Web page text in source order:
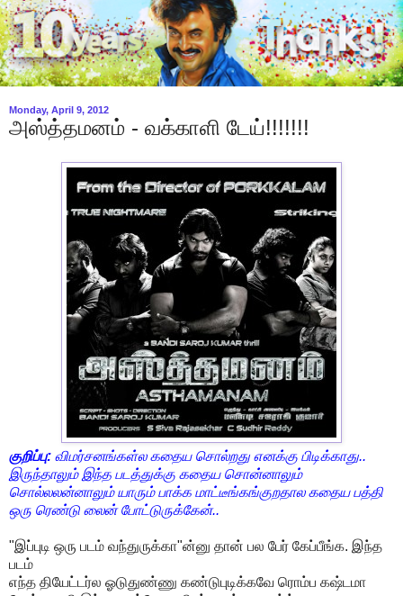
Monday, April 9, 2012
அஸ்த்தமனம் - வக்காளி டேய்!!!!!!!
குறிப்பு: விமர்சனங்கள்ல கதைய சொல்றது எனக்கு பிடிக்காது..
இருந்தாலும் இந்த படத்துக்கு கதைய சொன்னாலும்
சொல்லலன்னாலும் யாரும் பாக்க மாட்டீங்கங்குறதால கதைய பத்தி
ஒரு ரெண்டு லைன் போட்டுருக்கேன்..
"இப்புடி ஒரு படம் வந்துருக்கா"ன்னு தான் பல பேர் கேப்பீங்க. இந்த
படம்
எந்த தியேட்டர்ல ஓடுதுண்ணு கண்டுபுடிக்கவே ரொம்ப கஷ்டமா